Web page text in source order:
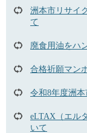
洲本市リサイ
て
廃食用油をハ
合格祈願マン
令和8年度洲
eLTAX（エル
いて